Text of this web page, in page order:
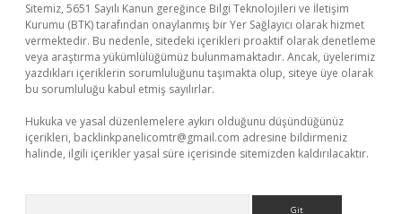
Sitemiz, 5651 Sayılı Kanun gereğince Bilgi Teknolojileri ve İletişim
Kurumu (BTK) tarafından onaylanmış bir Yer Sağlayıcı olarak hizmet
vermektedir. Bu nedenle, sitedeki içerikleri proaktif olarak denetleme
veya araştırma yükümlülüğümüz bulunmamaktadır. Ancak, üyelerimiz
yazdıkları içeriklerin sorumluluğunu taşımakta olup, siteye üye olarak
bu sorumluluğu kabul etmiş sayılırlar.
Hukuka ve yasal düzenlemelere aykırı olduğunu düşündüğünüz
içerikleri, backlinkpanelicomtr@gmail.com adresine bildirmeniz
halinde, ilgili içerikler yasal süre içerisinde sitemizden kaldırılacaktır.